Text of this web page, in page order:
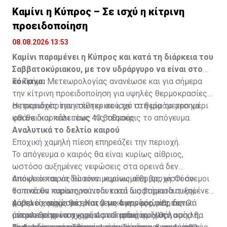
Καμίνι η Κύπρος – Σε ισχύ η κίτρινη
προειδοποίηση
08.08.2026 13:53
Καμίνι παραμένει η Κύπρος και κατά τη διάρκεια του
Σαββατοκύριακου, με τον υδράργυρο να είναι στο
κόκκινο.
Το Τμήμα Μετεωρολογίας ανανέωσε και για σήμερα
την κίτρινη προειδοποίηση για υψηλές θερμοκρασίες
σε περιοχές του εσωτερικού, με το θερμόμετρο να
φθάνει και πάλι τους 40 βαθμούς.
Η προειδοποίηση τέθηκε σε ισχύ στη μία το μεσημέρι
και θα διαρκέσει έως τις τέσσερις το απόγευμα.
Αναλυτικά το δελτίο καιρού
Εποχική χαμηλή πίεση επηρεάζει την περιοχή.
Το απόγευμα ο καιρός θα είναι κυρίως αίθριος,
ωστόσο αυξημένες νεφώσεις στα ορεινά δεν
αποκλείεται να δώσουν μεμονωμένη βροχή. Οι άνεμοι
θα πνέουν κυρίως νοτιοδυτικοί ως βορειοδυτικοί
ασθενείς μέχρι μέτριοι, 3 με 4 μποφόρ, και τοπικά
μέτριοι μέχρι ισχυροί, 4 με 5 μποφόρ. Η θάλασσα θα
Απόψε ο καιρός θα είναι κυρίως αίθριος, ωστόσο
τοπικά θα παρατηρούνται κατά διαστήματα αυξημένες
χαμηλές νεφώσεις. Κατά τις αυγινές ώρες, δεν
αποκλείεται να σχηματιστεί αραιή ομίχλη ή ομίχλη,
Αύριο ο καιρός θα είναι γενικά κυρίως αίθριος. Οι
άνεμοι θα πνέουν κυρίως νοτιοδυτικοί ως